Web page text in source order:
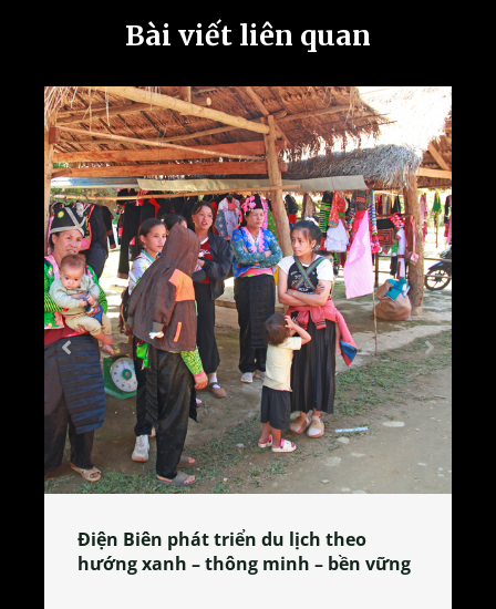
Bài viết liên quan
Làng làm bánh tẻ Phú Nhi – nơi lan
tỏa đặc sản xứ Đoài